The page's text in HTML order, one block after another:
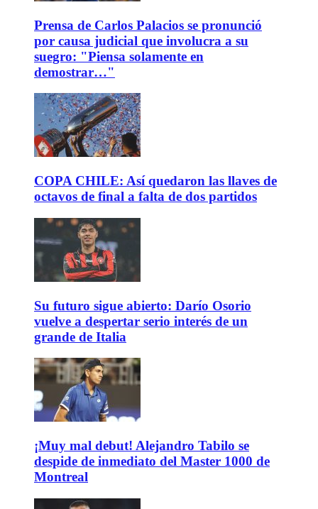
Prensa de Carlos Palacios se pronunció
por causa judicial que involucra a su
suegro: "Piensa solamente en
demostrar…"
COPA CHILE: Así quedaron las llaves de
octavos de final a falta de dos partidos
Su futuro sigue abierto: Darío Osorio
vuelve a despertar serio interés de un
grande de Italia
¡Muy mal debut! Alejandro Tabilo se
despide de inmediato del Master 1000 de
Montreal